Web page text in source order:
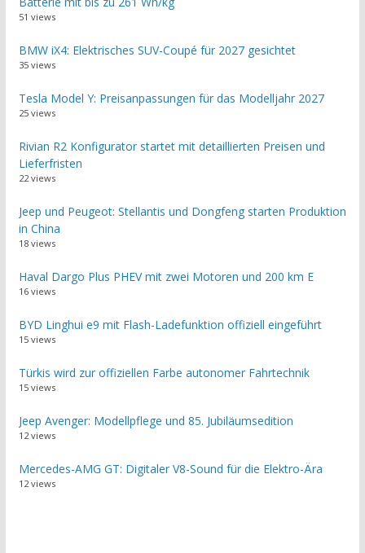
51 views
BMW iX4: Elektrisches SUV-Coupé für 2027 gesichtet
35 views
Tesla Model Y: Preisanpassungen für das Modelljahr 2027
25 views
Rivian R2 Konfigurator startet mit detaillierten Preisen und
Lieferfristen
22 views
Jeep und Peugeot: Stellantis und Dongfeng starten Produktion
in China
18 views
Haval Dargo Plus PHEV mit zwei Motoren und 200 km E
16 views
BYD Linghui e9 mit Flash-Ladefunktion offiziell eingeführt
15 views
Türkis wird zur offiziellen Farbe autonomer Fahrtechnik
15 views
Jeep Avenger: Modellpflege und 85. Jubiläumsedition
12 views
Mercedes-AMG GT: Digitaler V8-Sound für die Elektro-Ära
12 views